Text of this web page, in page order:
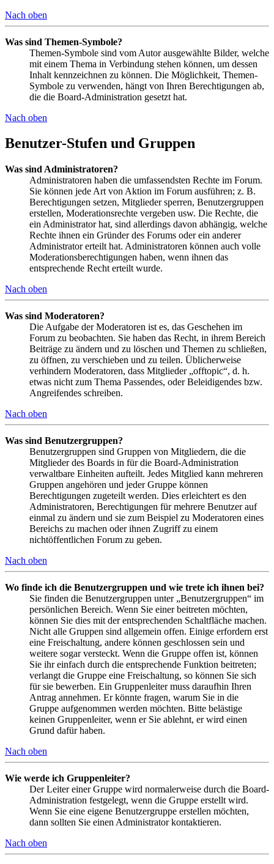
Nach oben
Was sind Themen-Symbole?
Themen-Symbole sind vom Autor ausgewählte Bilder, welche
mit einem Thema in Verbindung stehen können, um dessen
Inhalt kennzeichnen zu können. Die Möglichkeit, Themen-
Symbole zu verwenden, hängt von Ihren Berechtigungen ab,
die die Board-Administration gesetzt hat.
Nach oben
Benutzer-Stufen und Gruppen
Was sind Administratoren?
Administratoren haben die umfassendsten Rechte im Forum.
Sie können jede Art von Aktion im Forum ausführen; z. B.
Berechtigungen setzen, Mitglieder sperren, Benutzergruppen
erstellen, Moderationsrechte vergeben usw. Die Rechte, die
ein Administrator hat, sind allerdings davon abhängig, welche
Rechte ihnen ein Gründer des Forums oder ein anderer
Administrator erteilt hat. Administratoren können auch volle
Moderationsberechtigungen haben, wenn ihnen das
entsprechende Recht erteilt wurde.
Nach oben
Was sind Moderatoren?
Die Aufgabe der Moderatoren ist es, das Geschehen im
Forum zu beobachten. Sie haben das Recht, in ihrem Bereich
Beiträge zu ändern und zu löschen und Themen zu schließen,
zu öffnen, zu verschieben und zu teilen. Üblicherweise
verhindern Moderatoren, dass Mitglieder „offtopic“, d. h.
etwas nicht zum Thema Passendes, oder Beleidigendes bzw.
Angreifendes schreiben.
Nach oben
Was sind Benutzergruppen?
Benutzergruppen sind Gruppen von Mitgliedern, die die
Mitglieder des Boards in für die Board-Administration
verwaltbare Einheiten aufteilt. Jedes Mitglied kann mehreren
Gruppen angehören und jeder Gruppe können
Berechtigungen zugeteilt werden. Dies erleichtert es den
Administratoren, Berechtigungen für mehrere Benutzer auf
einmal zu ändern und sie zum Beispiel zu Moderatoren eines
Bereichs zu machen oder ihnen Zugriff zu einem
nichtöffentlichen Forum zu geben.
Nach oben
Wo finde ich die Benutzergruppen und wie trete ich ihnen bei?
Sie finden die Benutzergruppen unter „Benutzergruppen“ im
persönlichen Bereich. Wenn Sie einer beitreten möchten,
können Sie dies mit der entsprechenden Schaltfläche machen.
Nicht alle Gruppen sind allgemein offen. Einige erfordern erst
eine Freischaltung, andere können geschlossen sein und
weitere sogar versteckt. Wenn die Gruppe offen ist, können
Sie ihr einfach durch die entsprechende Funktion beitreten;
verlangt die Gruppe eine Freischaltung, so können Sie sich
für sie bewerben. Ein Gruppenleiter muss daraufhin Ihren
Antrag annehmen. Er könnte fragen, warum Sie in die
Gruppe aufgenommen werden möchten. Bitte belästige
keinen Gruppenleiter, wenn er Sie ablehnt, er wird einen
Grund dafür haben.
Nach oben
Wie werde ich Gruppenleiter?
Der Leiter einer Gruppe wird normalerweise durch die Board-
Administration festgelegt, wenn die Gruppe erstellt wird.
Wenn Sie eine eigene Benutzergruppe erstellen möchten,
dann sollten Sie einen Administrator kontaktieren.
Nach oben